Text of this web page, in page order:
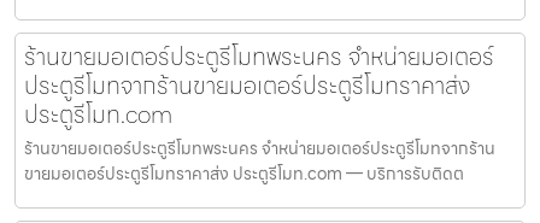
ร้านขายมอเตอร์ประตูรีโมทพระนคร จำหน่ายมอเตอร์
ประตูรีโมทจากร้านขายมอเตอร์ประตูรีโมทราคาส่ง
ประตูรีโมท.com
ร้านขายมอเตอร์ประตูรีโมทพระนคร จำหน่ายมอเตอร์ประตูรีโมทจากร้าน
ขายมอเตอร์ประตูรีโมทราคาส่ง ประตูรีโมท.com — บริการรับติดต